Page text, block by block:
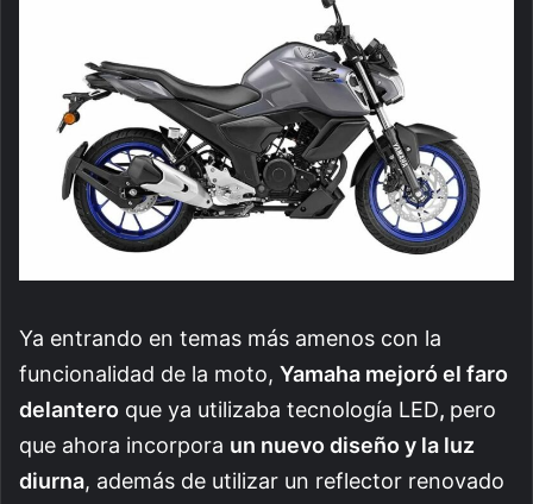
Ya entrando en temas más amenos con la
funcionalidad de la moto, Yamaha mejoró el faro
delantero que ya utilizaba tecnología LED, pero
que ahora incorpora un nuevo diseño y la luz
diurna, además de utilizar un reflector renovado